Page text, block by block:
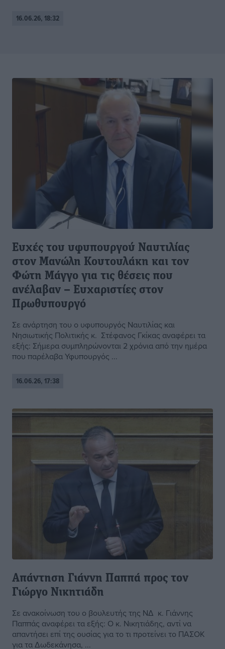
16.06.26, 18:32
Ευχές του υφυπουργού Ναυτιλίας
στον Μανώλη Κουτουλάκη και τον
Φώτη Μάγγο για τις θέσεις που
ανέλαβαν – Ευχαριστίες στον
Πρωθυπουργό
Σε ανάρτηση του ο υφυπουργός Ναυτιλίας και
Νησιωτικής Πολιτικής κ. Στέφανος Γκίκας αναφέρει τα
εξής: Σήμερα συμπληρώνονται 2 χρόνια από την ημέρα
που παρέλαβα Υφυπουργός ...
16.06.26, 17:38
Απάντηση Γιάννη Παππά προς τον
Γιώργο Νικητιάδη
Σε ανακοίνωση του ο βουλευτής της ΝΔ κ. Γιάννης
Παππάς αναφέρει τα εξής: Ο κ. Νικητιάδης, αντί να
απαντήσει επί της ουσίας για το τι προτείνει το ΠΑΣΟΚ
για τα Δωδεκάνησα, ...